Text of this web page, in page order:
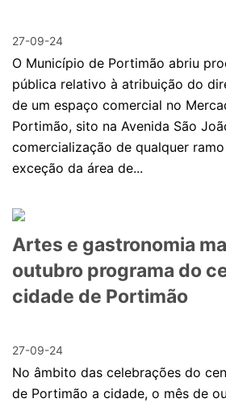
27-09-24
O Município de Portimão abriu
pública relativo à atribuição do
de um espaço comercial no
Portimão, sito na Avenida São
comercialização de qualquer
exceção da área de...
Artes e gastronomia
outubro programa do
cidade de Portimão
27-09-24
No âmbito das celebrações do
de Portimão a cidade, o mês de